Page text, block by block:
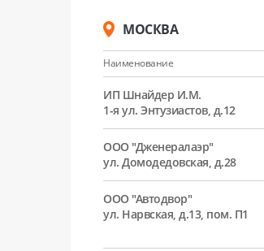
МОСКВА
Наименование
ИП Шнайдер И.М.
1-я ул. Энтузиастов, д.12
ООО "Дженералаэр"
ул. Домодедовская, д.28
ООО "Автодвор"
ул. Нарвская, д.13, пом. П1